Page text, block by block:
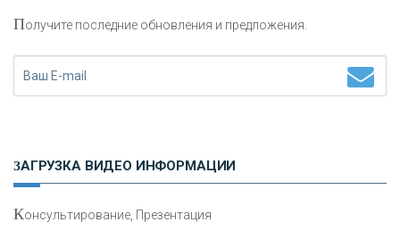
Получите последние обновления и предложения.
ЗАГРУЗКА ВИДЕО ИНФОРМАЦИИ
Консультирование, Презентация